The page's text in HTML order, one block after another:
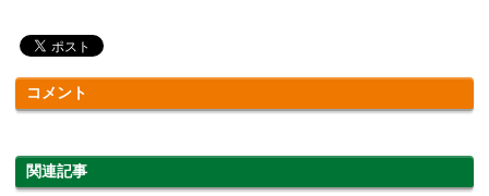
コメント
関連記事